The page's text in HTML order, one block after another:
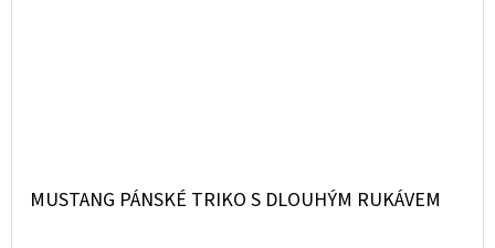
MUSTANG PÁNSKÉ TRIKO S DLOUHÝM RUKÁVEM